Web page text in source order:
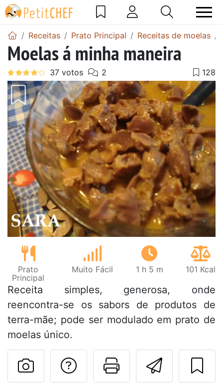
Receitas Prato Principal Receitas de moelas
Moelas á minha maneira
Prato
Principal
Muito Fácil 1 h 5 m 101 Kcal
Receita simples, generosa, onde
reencontra-se os sabors de produtos de
terra-mãe; pode ser modulado em prato de
moelas único.
Imprima
Falar com o autor